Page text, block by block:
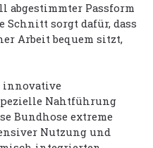
abgestimmter Passform
Schnitt sorgt dafür, dass
Arbeit bequem sitzt,
innovative
Nahtführung
Bundhose extreme
Nutzung und